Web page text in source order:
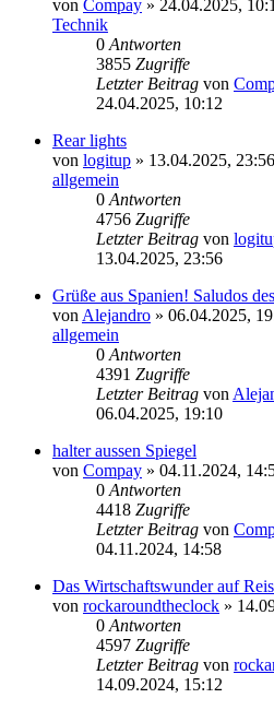
von Compay » 24.04.2025,
Technik
0 Antworten
3855 Zugriffe
Letzter Beitrag von
24.04.2025, 10:12
Rear lights
von logitup » 13.04.2025, 23:56
allgemein
0 Antworten
4756 Zugriffe
Letzter Beitrag von
13.04.2025, 23:56
Grüße aus Spanien! Saludos
von Alejandro » 06.04.2025,
allgemein
0 Antworten
4391 Zugriffe
Letzter Beitrag von
06.04.2025, 19:10
halter aussen Spiegel
von Compay » 04.11.2024,
0 Antworten
4418 Zugriffe
Letzter Beitrag von
04.11.2024, 14:58
Das Wirtschaftswunder auf
von rockaroundtheclock »
0 Antworten
4597 Zugriffe
Letzter Beitrag von
14.09.2024, 15:12